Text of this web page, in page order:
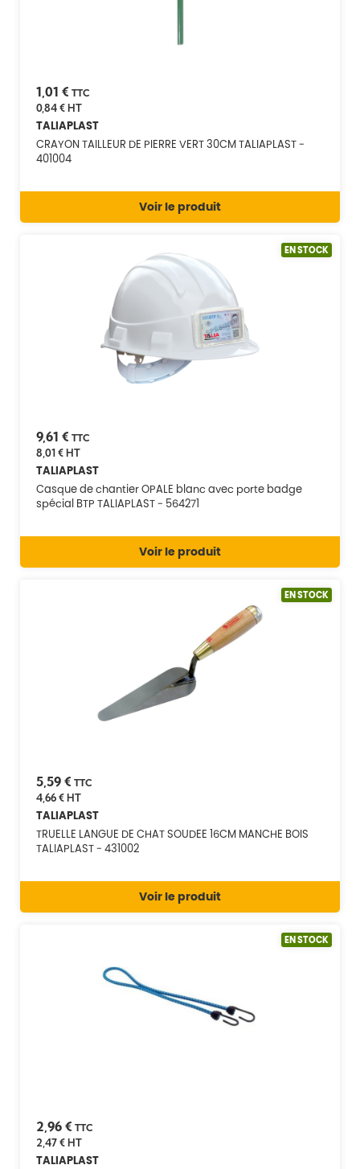
1,01 € TTC
0,84 €HT
TALIAPLAST
CRAYON TAILLEUR DE PIERRE VERT 30CM TALIAPLAST -
401004
Voir le produit
EN STOCK
9,61 € TTC
8,01 €HT
TALIAPLAST
Casque de chantier OPALE blanc avec porte badge
spécial BTP TALIAPLAST - 564271
Voir le produit
EN STOCK
5,59 € TTC
4,66 €HT
TALIAPLAST
TRUELLE LANGUE DE CHAT SOUDEE 16CM MANCHE BOIS
TALIAPLAST - 431002
Voir le produit
EN STOCK
2,96 € TTC
2,47 €HT
TALIAPLAST